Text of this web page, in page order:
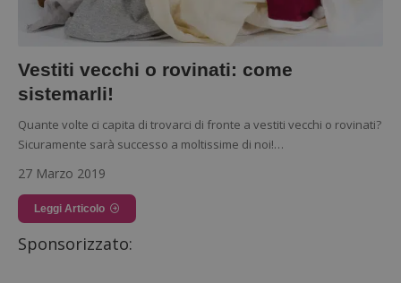
Vestiti vecchi o rovinati: come
sistemarli!
Quante volte ci capita di trovarci di fronte a vestiti vecchi o rovinati?
Sicuramente sarà successo a moltissime di noi!…
27 Marzo 2019
Leggi Articolo
Sponsorizzato: